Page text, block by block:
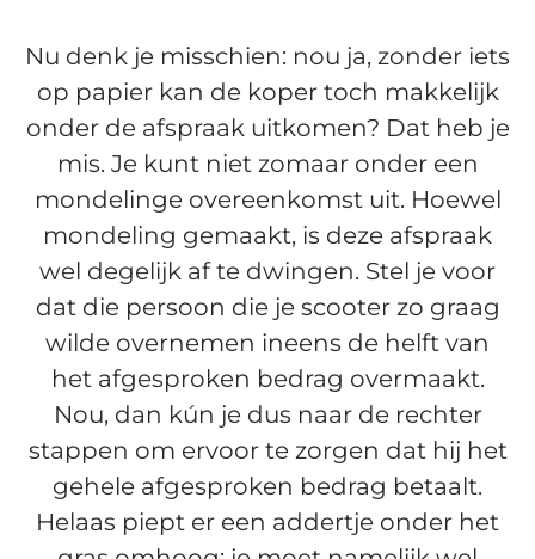
Nu denk je misschien: nou ja, zonder iets
op papier kan de koper toch makkelijk
onder de afspraak uitkomen? Dat heb je
mis. Je kunt niet zomaar onder een
mondelinge overeenkomst uit. Hoewel
mondeling gemaakt, is deze afspraak
wel degelijk af te dwingen. Stel je voor
dat die persoon die je scooter zo graag
wilde overnemen ineens de helft van
het afgesproken bedrag overmaakt.
Nou, dan kún je dus naar de rechter
stappen om ervoor te zorgen dat hij het
gehele afgesproken bedrag betaalt.
Helaas piept er een addertje onder het